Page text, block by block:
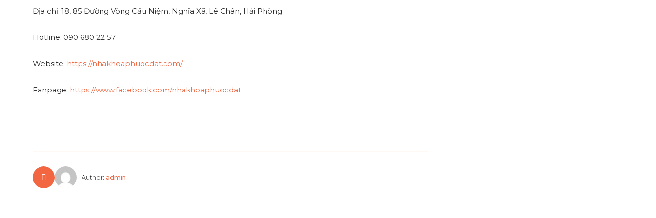
Địa chỉ: 18, 85 Đường Vòng Cầu Niệm, Nghĩa Xã, Lê Chân, Hải Phòng
Hotline: 090 680 22 57
Website: https://nhakhoaphuocdat.com/
Fanpage: https://www.facebook.com/nhakhoaphuocdat
Author: admin